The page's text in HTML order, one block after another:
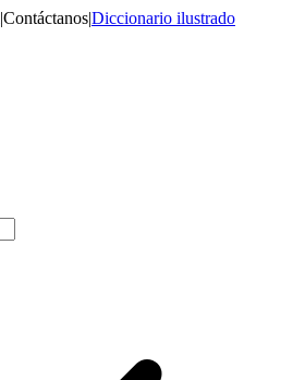
|Contáctanos|Diccionario ilustrado